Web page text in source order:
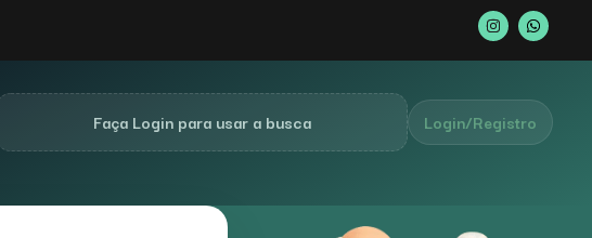
Faça Login para usar a busca Login/Registro